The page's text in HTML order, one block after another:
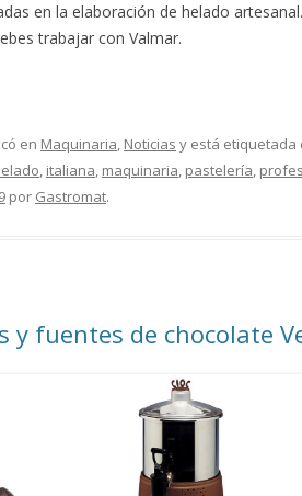
en la elaboración de helado
trabajar con Valmar.
en Maquinaria, Noticias y está etiquetada
, italiana, maquinaria, pastelería,
por Gastromat.
y fuentes de chocolate